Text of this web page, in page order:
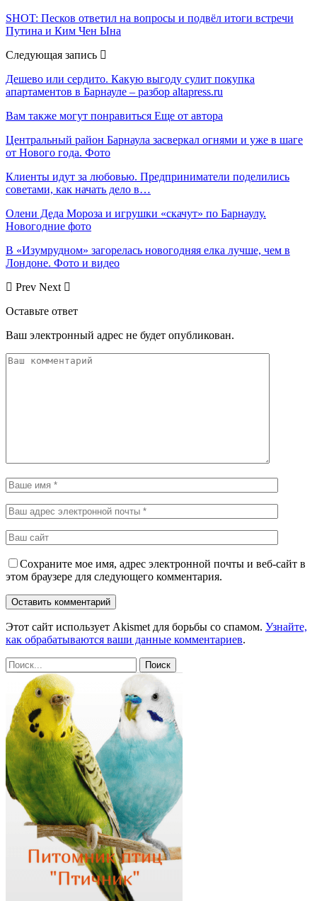
SHOT: Песков ответил на вопросы и подвёл итоги встречи
Путина и Ким Чен Ына
Следующая запись
Дешево или сердито. Какую выгоду сулит покупка
апартаментов в Барнауле – разбор altapress.ru
Вам также могут понравиться Еще от автора
Центральный район Барнаула засверкал огнями и уже в шаге
от Нового года. Фото
Клиенты идут за любовью. Предприниматели поделились
советами, как начать дело в…
Олени Деда Мороза и игрушки «скачут» по Барнаулу.
Новогодние фото
В «Изумрудном» загорелась новогодняя елка лучше, чем в
Лондоне. Фото и видео
Prev Next
Оставьте ответ
Ваш электронный адрес не будет опубликован.
Сохраните мое имя, адрес электронной почты и веб-сайт в
этом браузере для следующего комментария.
Этот сайт использует Akismet для борьбы со спамом. Узнайте,
как обрабатываются ваши данные комментариев.